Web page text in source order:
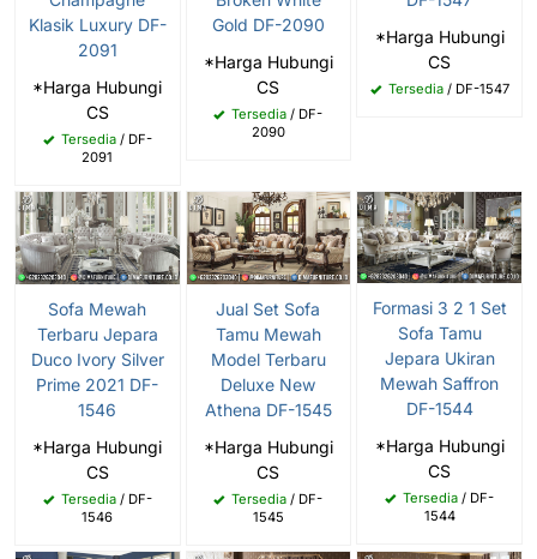
Klasik Luxury DF-
2091
*Harga Hubungi
CS
Tersedia/ DF-
2091
Gold DF-2090
*Harga Hubungi
CS
Tersedia / DF-
2090
*Harga Hubungi
CS
Tersedia/ DF-1547
Sofa Mewah
Terbaru Jepara
Duco Ivory Silver
Prime 2021 DF-
1546
*Harga Hubungi
CS
Tersedia/ DF-
1546
Jual Set Sofa
Tamu Mewah
Model Terbaru
Deluxe New
Athena DF-1545
*Harga Hubungi
CS
Tersedia / DF-
1545
Formasi 3 2 1 Set
Sofa Tamu
Jepara Ukiran
Mewah Saffron
DF-1544
*Harga Hubungi
CS
Tersedia / DF-
1544